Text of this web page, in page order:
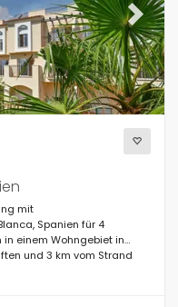
Next
mit
Spanien für 4
in einem Wohngebiet in
und 3 km vom Strand